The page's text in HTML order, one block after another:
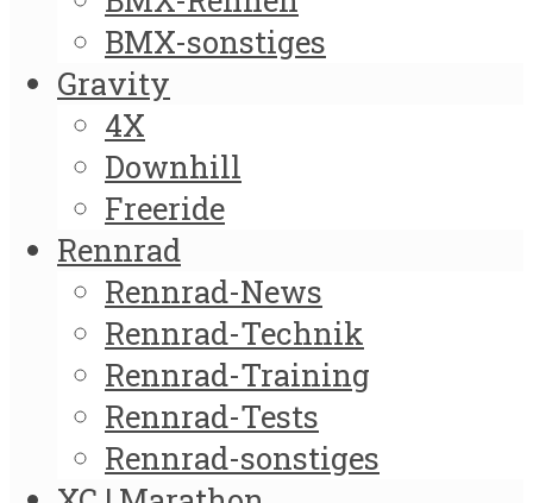
BMX-sonstiges
Gravity
4X
Downhill
Freeride
Rennrad
Rennrad-News
Rennrad-Technik
Rennrad-Training
Rennrad-Tests
Rennrad-sonstiges